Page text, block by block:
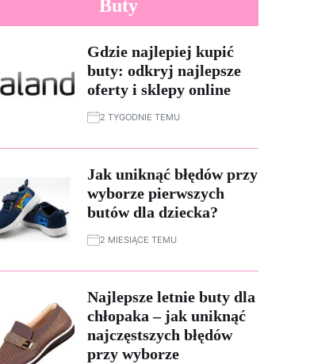
Buty
Gdzie najlepiej kupić
buty: odkryj najlepsze
oferty i sklepy online
2 TYGODNIE TEMU
Jak uniknąć błędów przy
wyborze pierwszych
butów dla dziecka?
2 MIESIĄCE TEMU
Najlepsze letnie buty dla
chłopaka – jak uniknąć
najczęstszych błędów
przy wyborze